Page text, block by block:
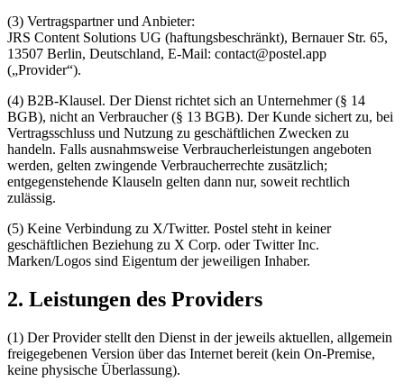
(3) Vertragspartner und Anbieter:
JRS Content Solutions UG (haftungsbeschränkt), Bernauer Str. 65,
13507 Berlin, Deutschland, E-Mail: contact@postel.app
(„Provider“).
(4) B2B-Klausel. Der Dienst richtet sich an Unternehmer (§ 14
BGB), nicht an Verbraucher (§ 13 BGB). Der Kunde sichert zu, bei
Vertragsschluss und Nutzung zu geschäftlichen Zwecken zu
handeln. Falls ausnahmsweise Verbraucherleistungen angeboten
werden, gelten zwingende Verbraucherrechte zusätzlich;
entgegenstehende Klauseln gelten dann nur, soweit rechtlich
zulässig.
(5) Keine Verbindung zu X/Twitter. Postel steht in keiner
geschäftlichen Beziehung zu X Corp. oder Twitter Inc.
Marken/Logos sind Eigentum der jeweiligen Inhaber.
2. Leistungen des Providers
(1) Der Provider stellt den Dienst in der jeweils aktuellen, allgemein
freigegebenen Version über das Internet bereit (kein On-Premise,
keine physische Überlassung).